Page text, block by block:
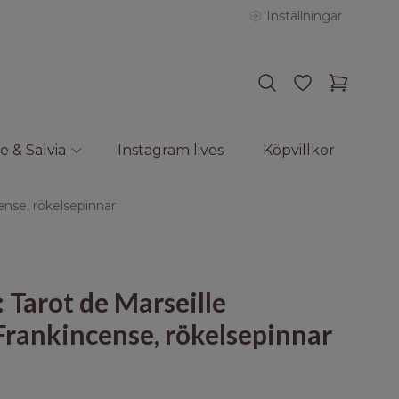
Inställningar
& Salvia Instagram lives Köpvillkor
rökelsepinnar
Tarot de Marseille
rökelsepinnar